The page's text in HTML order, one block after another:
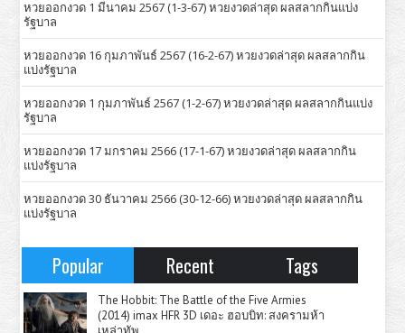
หวยออกงวด 1 มีนาคม 2567 (1-3-67) หวยงวดล่าสุด ผลสลากกินแบ่ง
รัฐบาล
หวยออกงวด 16 กุมภาพันธ์ 2567 (16-2-67) หวยงวดล่าสุด ผลสลากกิน
แบ่งรัฐบาล
หวยออกงวด 1 กุมภาพันธ์ 2567 (1-2-67) หวยงวดล่าสุด ผลสลากกินแบ่ง
รัฐบาล
หวยออกงวด 17 มกราคม 2566 (17-1-67) หวยงวดล่าสุด ผลสลากกิน
แบ่งรัฐบาล
หวยออกงวด 30 ธันวาคม 2566 (30-12-66) หวยงวดล่าสุด ผลสลากกิน
แบ่งรัฐบาล
Popular Recent Tags
The Hobbit: The Battle of the Five Armies
(2014) imax HFR 3D เดอะ ฮอบบิท: สงครามห้า